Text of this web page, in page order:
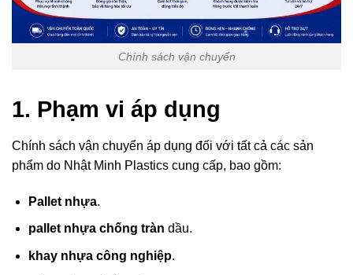
Chính sách vận chuyển
1. Phạm vi áp dụng
Chính sách vận chuyển áp dụng đối với tất cả các sản
phẩm do Nhật Minh Plastics cung cấp, bao gồm:
Pallet nhựa.
pallet nhựa chống tràn dầu.
khay nhựa công nghiệp.